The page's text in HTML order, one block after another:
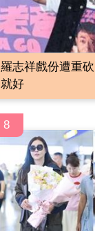
羅志祥戲份遭重
就好
8